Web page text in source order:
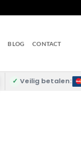
BLOG CONTACT
✓ Veilig betalen: